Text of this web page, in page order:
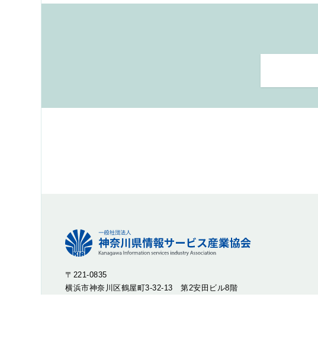
〒221-0835
横浜市神奈川区鶴屋町3-32-13 第2安田ビル8階